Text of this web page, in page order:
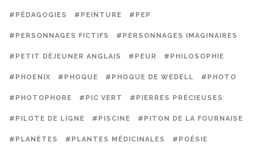
#PÉDAGOGIES #PEINTURE #PEP
#PERSONNAGES FICTIFS #PERSONNAGES IMAGINAIRES
#PETIT DÉJEUNER ANGLAIS #PEUR #PHILOSOPHIE
#PHOENIX #PHOQUE #PHOQUE DE WEDELL #PHOTO
#PHOTOPHORE #PIC VERT #PIERRES PRÉCIEUSES
#PILOTE DE LIGNE #PISCINE #PITON DE LA FOURNAISE
#PLANÈTES #PLANTES MÉDICINALES #POÉSIE